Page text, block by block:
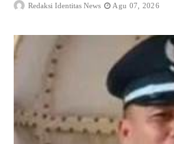
Redaksi Identitas News Agu 07, 2026